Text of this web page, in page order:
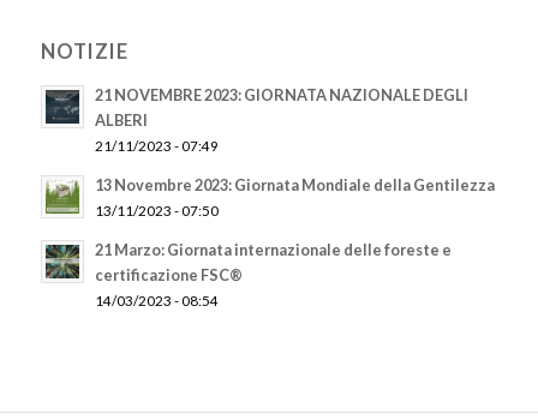
NOTIZIE
21 NOVEMBRE 2023: GIORNATA NAZIONALE DEGLI
ALBERI
21/11/2023 - 07:49
13 Novembre 2023: Giornata Mondiale della Gentilezza
13/11/2023 - 07:50
21 Marzo: Giornata internazionale delle foreste e
certificazione FSC®
14/03/2023 - 08:54